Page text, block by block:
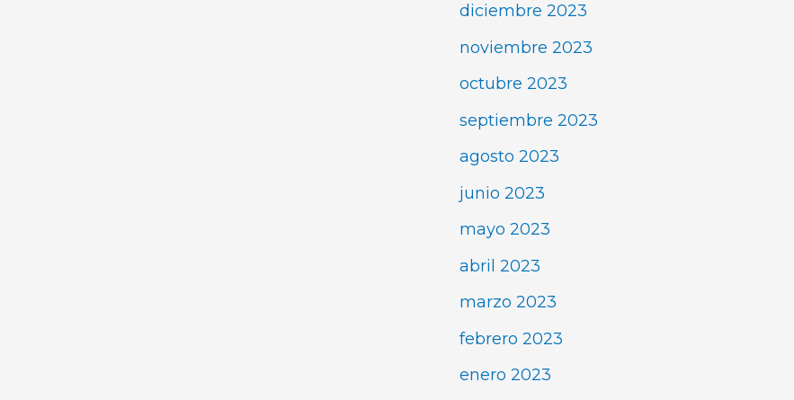
diciembre 2023
noviembre 2023
octubre 2023
septiembre 2023
agosto 2023
junio 2023
mayo 2023
abril 2023
marzo 2023
febrero 2023
enero 2023